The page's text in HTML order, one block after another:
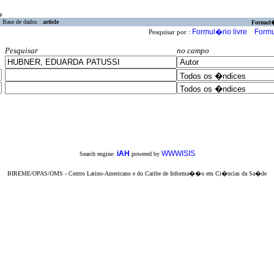
Base de dados : article
Pesquisar por : Formul�rio livre
Pesquisar
no campo
Search engine: iAH powered by WWWISIS
BIREME/OPAS/OMS - Centro Latino-Americano e do Caribe de Informa��o em Ci�ncias da Sa�de